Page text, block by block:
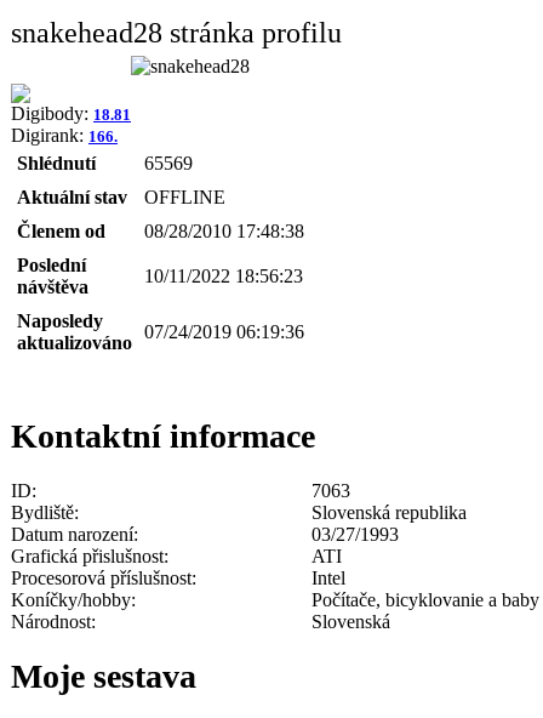
snakehead28 stránka profilu
Digibody: 18.81
Digirank: 166.
Shlédnutí
65569
Aktuální stav
OFFLINE
Členem od
08/28/2010 17:48:38
Poslední
návštěva
10/11/2022 18:56:23
Naposledy
aktualizováno
07/24/2019 06:19:36
Kontaktní informace
ID:
7063
Bydliště:
Slovenská republika
Datum narození:
03/27/1993
Grafická přislušnost:
ATI
Procesorová příslušnost:
Intel
Koníčky/hobby:
Počítače, bicyklovanie a baby
Národnost:
Slovenská
Moje sestava